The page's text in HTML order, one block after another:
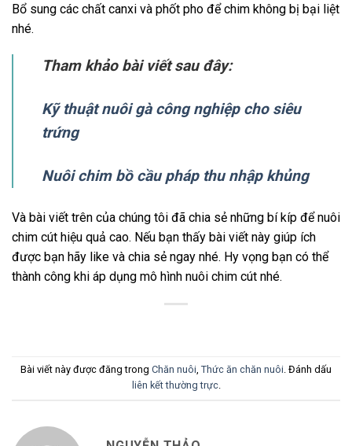
Bổ sung các chất canxi và phốt pho để chim không bị bại liệt
nhé.
Tham khảo bài viết sau đây:
Kỹ thuật nuôi gà công nghiệp cho siêu
trứng
Nuôi chim bồ cầu pháp thu nhập khủng
Và bài viết trên của chúng tôi đã chia sẻ những bí kíp để nuôi
chim cút hiệu quả cao. Nếu bạn thấy bài viết này giúp ích
được bạn hãy like và chia sẻ ngay nhé. Hy vọng bạn có thể
thành công khi áp dụng mô hình nuôi chim cút nhé.
Bài viết này được đăng trong Chăn nuôi, Thức ăn chăn nuôi. Đánh dấu
liên kết thường trực.